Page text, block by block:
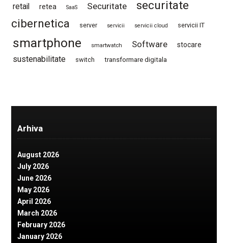
retail retea SaaS Securitate
securitate
cibernetica
server servicii servicii cloud servicii IT
smartphone smartwatch Software stocare
sustenabilitate switch transformare digitala
Arhiva
August 2026
July 2026
June 2026
May 2026
April 2026
March 2026
February 2026
January 2026